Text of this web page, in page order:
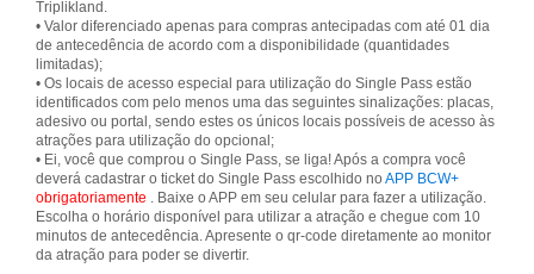
Triplikland.
• Valor diferenciado apenas para compras antecipadas com até 01 dia
de antecedência de acordo com a disponibilidade (quantidades
limitadas);
• Os locais de acesso especial para utilização do Single Pass estão
identificados com pelo menos uma das seguintes sinalizações: placas,
adesivo ou portal, sendo estes os únicos locais possíveis de acesso às
atrações para utilização do opcional;
• Ei, você que comprou o Single Pass, se liga! Após a compra você
deverá cadastrar o ticket do Single Pass escolhido no APP BCW+
obrigatoriamente . Baixe o APP em seu celular para fazer a utilização.
Escolha o horário disponível para utilizar a atração e chegue com 10
minutos de antecedência. Apresente o qr-code diretamente ao monitor
da atração para poder se divertir.